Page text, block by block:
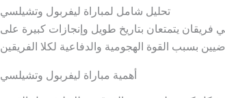
تحليل شامل لمباراة ليفربول وتشيلسي
فريقان يتمتعان بتاريخ طويل وإنجازات كبيرة على
أهمية مباراة ليفربول وتشيلسي